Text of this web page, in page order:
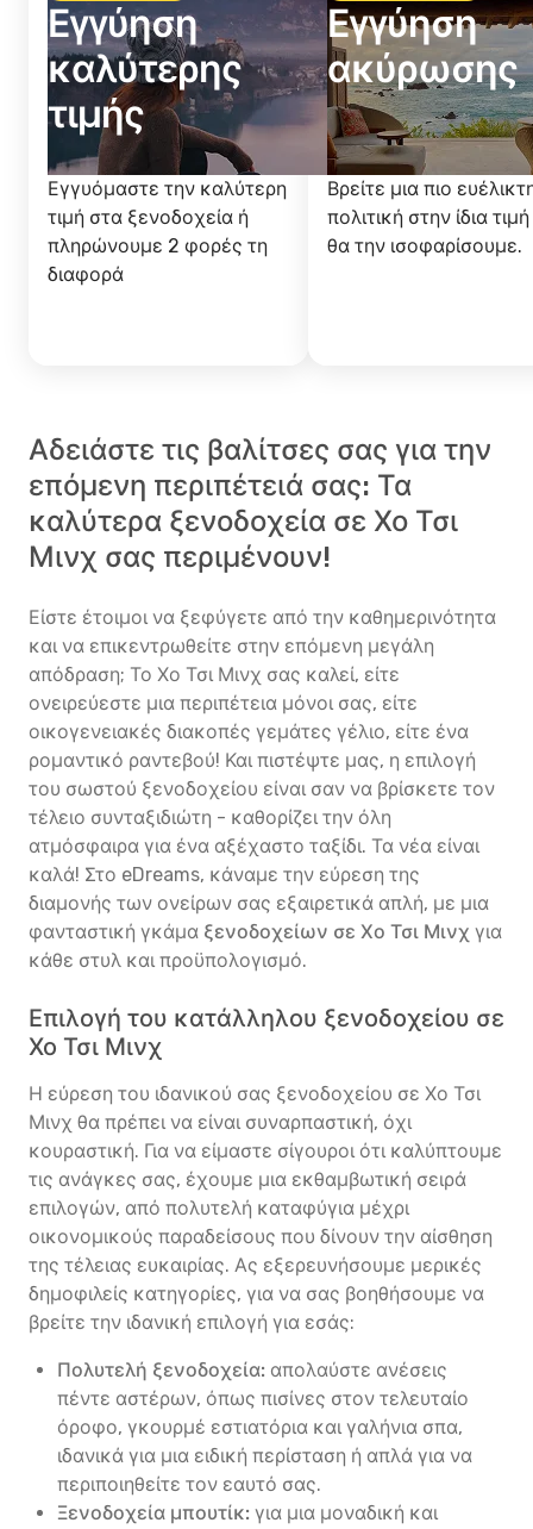
Εγγύηση
καλύτερης
τιμής
Εγγυόμαστε την καλύτερη
τιμή στα ξενοδοχεία ή
πληρώνουμε 2 φορές τη
διαφορά
Εγγύηση
ακύρωσης
Βρείτε μια πιο
πολιτική στην ίδια
θα την ισοφαρίσουμε.
Αδειάστε τις βαλίτσες σας για την
επόμενη περιπέτειά σας: Τα
καλύτερα ξενοδοχεία σε Χο Τσι
Μινχ σας περιμένουν!
Είστε έτοιμοι να ξεφύγετε από την καθημερινότητα
και να επικεντρωθείτε στην επόμενη μεγάλη
απόδραση; Το Χο Τσι Μινχ σας καλεί, είτε
ονειρεύεστε μια περιπέτεια μόνοι σας, είτε
οικογενειακές διακοπές γεμάτες γέλιο, είτε ένα
ρομαντικό ραντεβού! Και πιστέψτε μας, η επιλογή
του σωστού ξενοδοχείου είναι σαν να βρίσκετε τον
τέλειο συνταξιδιώτη - καθορίζει την όλη
ατμόσφαιρα για ένα αξέχαστο ταξίδι. Τα νέα είναι
καλά! Στο eDreams, κάναμε την εύρεση της
διαμονής των ονείρων σας εξαιρετικά απλή, με μια
φανταστική γκάμα ξενοδοχείων σε Χο Τσι Μινχ για
κάθε στυλ και προϋπολογισμό.
Επιλογή του κατάλληλου ξενοδοχείου σε
Χο Τσι Μινχ
Η εύρεση του ιδανικού σας ξενοδοχείου σε Χο Τσι
Μινχ θα πρέπει να είναι συναρπαστική, όχι
κουραστική. Για να είμαστε σίγουροι ότι καλύπτουμε
τις ανάγκες σας, έχουμε μια εκθαμβωτική σειρά
επιλογών, από πολυτελή καταφύγια μέχρι
οικονομικούς παραδείσους που δίνουν την αίσθηση
της τέλειας ευκαιρίας. Ας εξερευνήσουμε μερικές
δημοφιλείς κατηγορίες, για να σας βοηθήσουμε να
βρείτε την ιδανική επιλογή για εσάς:
Πολυτελή ξενοδοχεία: απολαύστε ανέσεις
πέντε αστέρων, όπως πισίνες στον τελευταίο
όροφο, γκουρμέ εστιατόρια και γαλήνια σπα,
ιδανικά για μια ειδική περίσταση ή απλά για να
περιποιηθείτε τον εαυτό σας.
Ξενοδοχεία μπουτίκ: για μια μοναδική και